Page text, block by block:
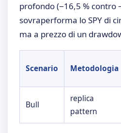
profondo (−16,5 % contro
sovraperforma lo SPY di
ma a prezzo di un
Scenario Metodologia
Bull
replica
pattern